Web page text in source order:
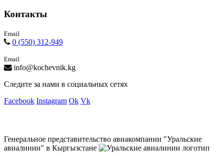
Контакты
Email
0 (550) 312-949
Email
info@kochevnik.kg
Следите за нами в социальных сетях
Facebook Instagram Ok Vk
Генеральное представительство авиакомпании "Уральские
авиалинии" в Кыргызстане